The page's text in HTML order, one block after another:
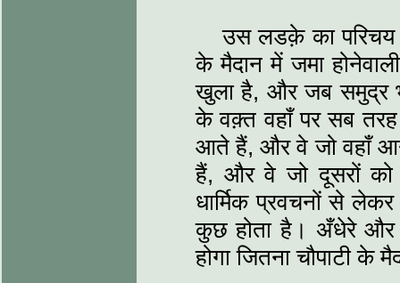
उस लडक़े का परिचय
के मैदान में जमा
खुला है, और जब समुद्र
के वक़्त वहाँ पर सब
आते हैं, और वे जो वहाँ
हैं, और वे जो दूसरों
धार्मिक प्रवचनों से
कुछ होता है। अँधेरे और
होगा जितना चौपाटी के